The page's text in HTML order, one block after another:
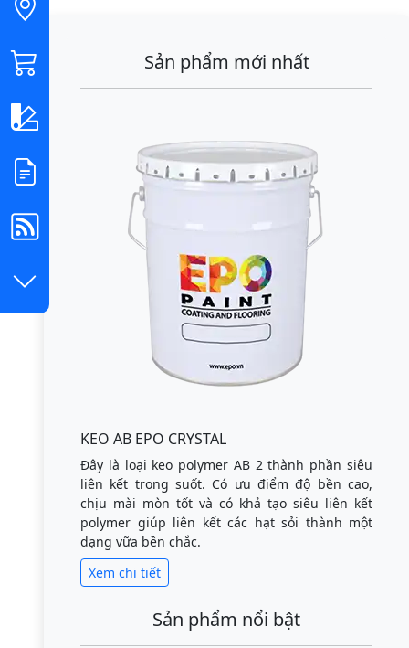
Sản phẩm mới nhất
KEO AB EPO CRYSTAL
Đây là loại keo polymer AB 2 thành phần siêu
liên kết trong suốt. Có ưu điểm độ bền cao,
chịu mài mòn tốt và có khả tạo siêu liên kết
polymer giúp liên kết các hạt sỏi thành một
dạng vữa bền chắc.
Xem chi tiết
Sản phẩm nổi bật